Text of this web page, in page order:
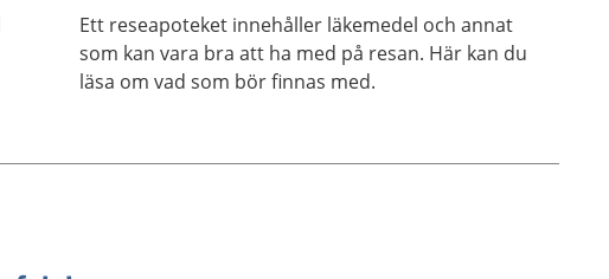
Ett reseapoteket innehåller läkemedel och annat
som kan vara bra att ha med på resan. Här kan du
läsa om vad som bör finnas med.